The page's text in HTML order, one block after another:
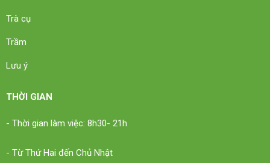
Trà cụ
Trầm
Lưu ý
THỜI GIAN
- Thời gian làm việc: 8h30- 21h
- Từ Thứ Hai đến Chủ Nhật